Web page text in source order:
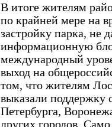
В итоге жителям
по крайней мере на
застройку парка, не
информационную
международный
выход на
том, что жителям
выказали поддержку
Петербурга,
других городов.